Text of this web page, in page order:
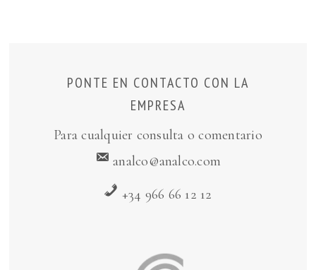
PONTE EN CONTACTO CON LA
EMPRESA
Para cualquier consulta o comentario
analco@analco.com
+34 966 66 12 12